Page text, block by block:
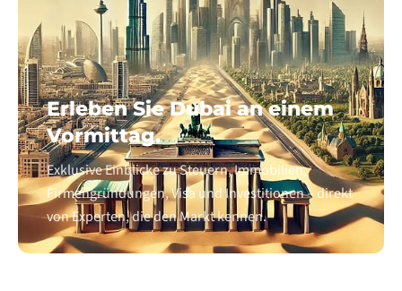
Erleben Sie Dubai an einem
Vormittag.
Exklusive Einblicke zu Steuern, Immobilien,
Firmengründungen, Visa und Investitionen – direkt
von Experten, die den Markt kennen.